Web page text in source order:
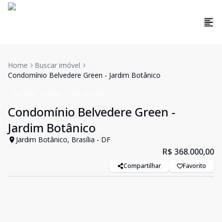
Home
Buscar imóvel
Condomínio Belvedere Green - Jardim Botânico
Condomínio Belvedere Green -
Jardim Botânico
Jardim Botânico, Brasília - DF
R$ 368.000,00
Compartilhar Favorito